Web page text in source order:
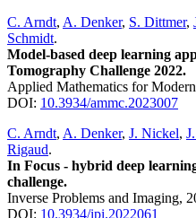
C. Arndt, A. Denker, S. Dittmer,
Schmidt.
Model-based deep learning
Tomography Challenge 2022.
Applied Mathematics for
DOI: 10.3934/ammc.2023007
C. Arndt, A. Denker, J. Nickel,
Rigaud.
In Focus - hybrid deep
challenge.
Inverse Problems and Imaging,
DOI: 10.3934/ipi.2022061